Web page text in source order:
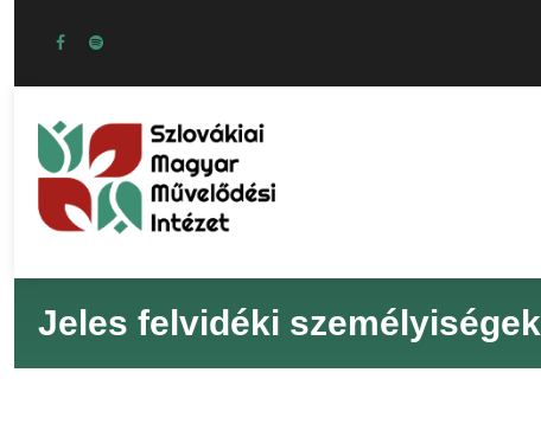
Jeles felvidéki személyiségek